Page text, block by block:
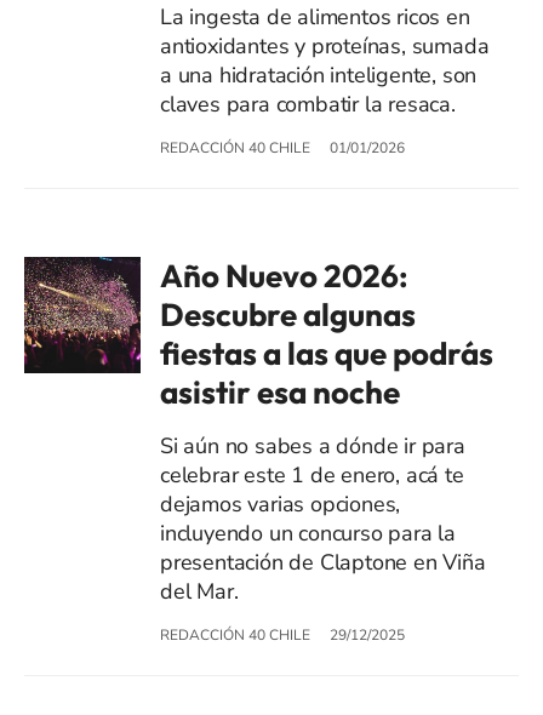
La ingesta de alimentos ricos en
antioxidantes y proteínas, sumada
a una hidratación inteligente, son
claves para combatir la resaca.
REDACCIÓN 40 CHILE 01/01/2026
Año Nuevo 2026:
Descubre algunas
fiestas a las que podrás
asistir esa noche
Si aún no sabes a dónde ir para
celebrar este 1 de enero, acá te
dejamos varias opciones,
incluyendo un concurso para la
presentación de Claptone en Viña
del Mar.
REDACCIÓN 40 CHILE 29/12/2025